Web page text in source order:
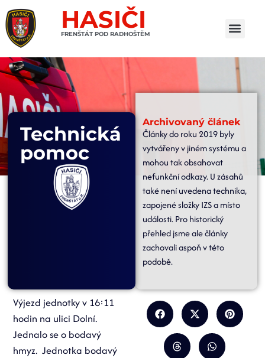
HASIČI
FRENŠTÁT POD RADHOŠTĚM
Technická
pomoc
Archivovaný článek
Články do roku 2019 byly
vytvářeny v jiném systému a
mohou tak obsahovat
nefunkční odkazy. U zásahů
také není uvedena technika,
zapojené složky IZS a místo
události. Pro historický
přehled jsme ale články
zachovali aspoň v této
podobě.
Výjezd jednotky v 16:11
hodin na ulici Dolní.
Jednalo se o bodavý
hmyz. Jednotka bodavý